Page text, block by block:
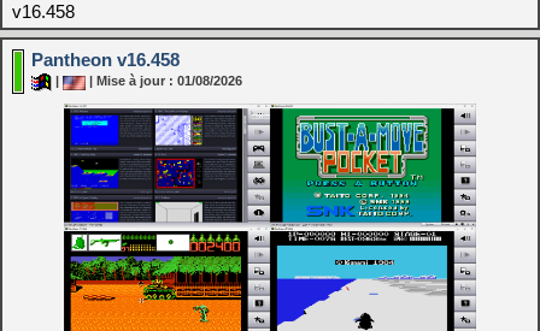
v16.458
Pantheon v16.458
| Mise à jour : 01/08/2026